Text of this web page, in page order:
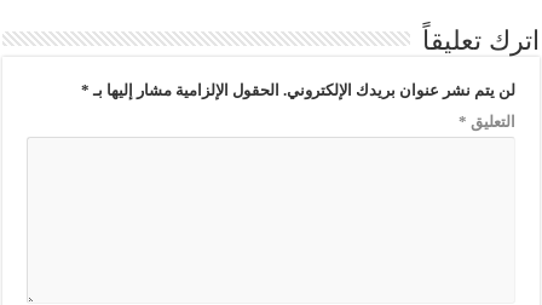
اترك تعليقاً
لن يتم نشر عنوان بريدك الإلكتروني. الحقول الإلزامية مشار إليها بـ *
التعليق *